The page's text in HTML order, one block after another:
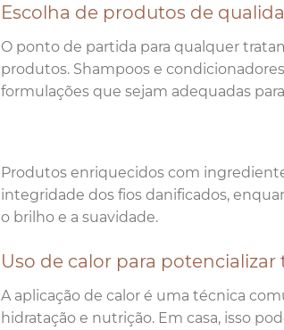
Escolha de produtos de
O ponto de partida para qualquer
produtos. Shampoos e
formulações que sejam adequadas
Produtos enriquecidos com
integridade dos fios danificados,
o brilho e a suavidade.
Uso de calor para
A aplicação de calor é uma técnica
hidratação e nutrição. Em casa, isso